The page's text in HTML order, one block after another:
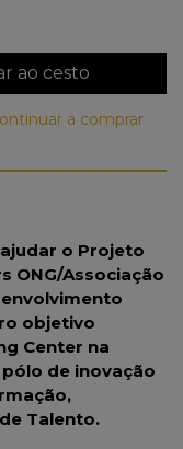
a comprar
o Projeto
ONG/Associação
objetivo
Center na
de inovação
Talento.